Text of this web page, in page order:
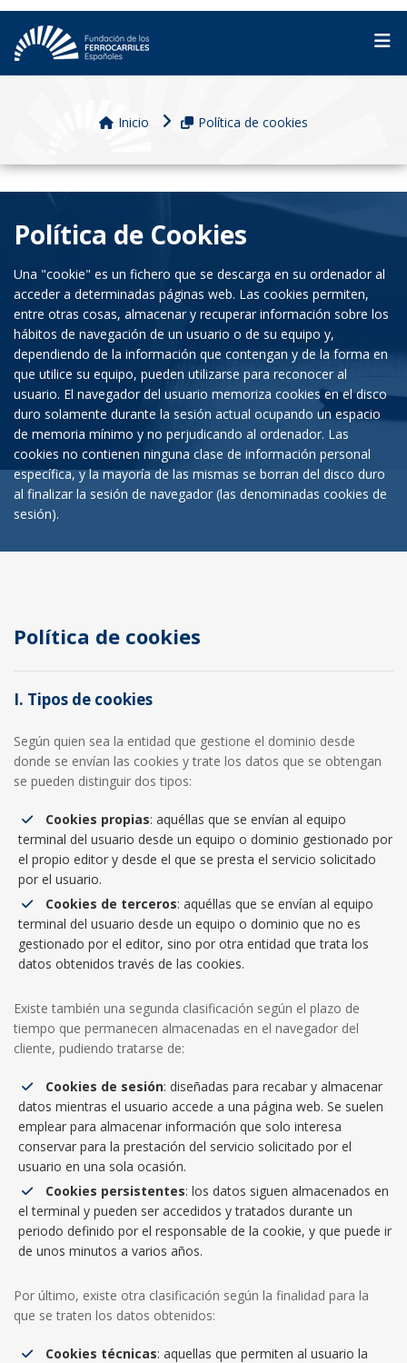
Inicio Política de cookies
Política de Cookies
Una "cookie" es un fichero que se descarga en su ordenador al
acceder a determinadas páginas web. Las cookies permiten,
entre otras cosas, almacenar y recuperar información sobre los
hábitos de navegación de un usuario o de su equipo y,
dependiendo de la información que contengan y de la forma en
que utilice su equipo, pueden utilizarse para reconocer al
usuario. El navegador del usuario memoriza cookies en el disco
duro solamente durante la sesión actual ocupando un espacio
de memoria mínimo y no perjudicando al ordenador. Las
cookies no contienen ninguna clase de información personal
específica, y la mayoría de las mismas se borran del disco duro
al finalizar la sesión de navegador (las denominadas cookies de
sesión).
Política de cookies
I. Tipos de cookies
Según quien sea la entidad que gestione el dominio desde
donde se envían las cookies y trate los datos que se obtengan
se pueden distinguir dos tipos:
Cookies propias: aquéllas que se envían al equipo
terminal del usuario desde un equipo o dominio gestionado por
el propio editor y desde el que se presta el servicio solicitado
por el usuario.
Cookies de terceros: aquéllas que se envían al equipo
terminal del usuario desde un equipo o dominio que no es
gestionado por el editor, sino por otra entidad que trata los
datos obtenidos través de las cookies.
Existe también una segunda clasificación según el plazo de
tiempo que permanecen almacenadas en el navegador del
cliente, pudiendo tratarse de:
Cookies de sesión: diseñadas para recabar y almacenar
datos mientras el usuario accede a una página web. Se suelen
emplear para almacenar información que solo interesa
conservar para la prestación del servicio solicitado por el
usuario en una sola ocasión.
Cookies persistentes: los datos siguen almacenados en
el terminal y pueden ser accedidos y tratados durante un
periodo definido por el responsable de la cookie, y que puede ir
de unos minutos a varios años.
Por último, existe otra clasificación según la finalidad para la
que se traten los datos obtenidos:
Cookies técnicas: aquellas que permiten al usuario la